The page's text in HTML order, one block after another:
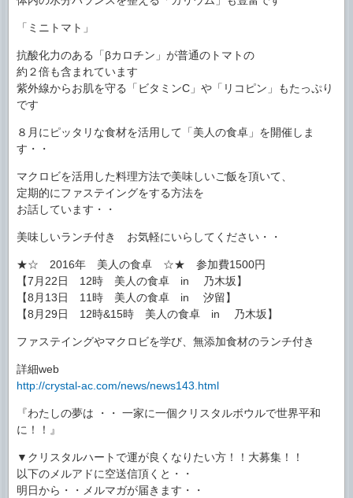
「ミニトマト」
抗酸化力のある「βカロチン」が普通のトマトの
約２倍も含まれています
紫外線からお肌を守る「ビタミンC」や「リコピン」もたっぷり
です
８月にピッタリな食材を活用して「美人の食卓」を開催しま
す・・
マクロビを活用した料理方法で美味しいご飯を頂いて、
定期的にファステイングをする方法を
お話しています・・
美味しいランチ付き お気軽にいらしてください・・
★☆ 2016年 美人の食卓 ☆★ 参加費1500円
【7月22日 12時 美人の食卓 in 乃木坂】
【8月13日 11時 美人の食卓 in 汐留】
【8月29日 12時&15時 美人の食卓 in 乃木坂】
ファステイングやマクロビを学び、無添加食材のランチ付き
詳細web
http://crystal-ac.com/news/news143.html
『わたしの夢は ・・ 一家に一個クリスタルボウルで世界平和
に！！』
▼クリスタルハートで運が良くなりたい方！！大募集！！
以下のメルアドに空送信頂くと・・
明日から・・メルマガが届きます・・